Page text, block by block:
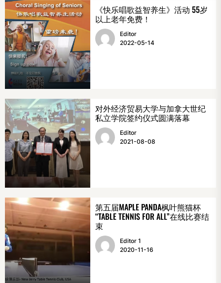
《快乐唱歌益智养生》活动 55岁
以上老年免费！
Editor
2022-05-14
对外经济贸易大学与加拿大世纪
私立学院签约仪式圆满落幕
Editor
2021-08-08
第五届MAPLE PANDA枫叶熊猫杯
“TABLE TENNIS FOR ALL”在线比赛结
束
Editor 1
2020-11-16